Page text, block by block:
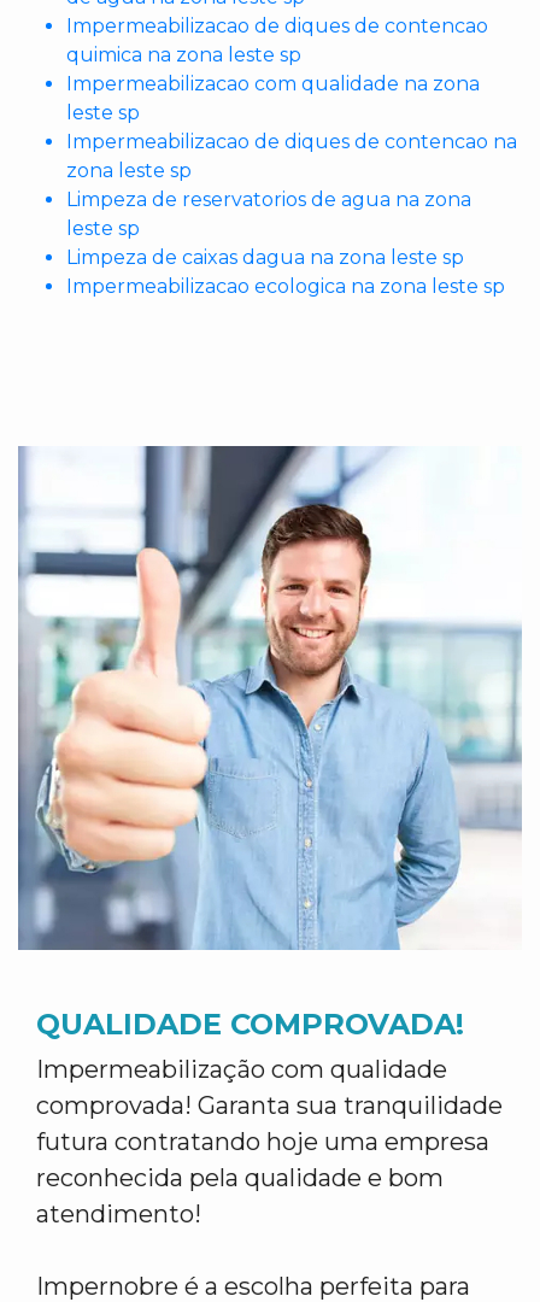
Impermeabilizacao de diques de contencao
quimica na zona leste sp
Impermeabilizacao com qualidade na zona
leste sp
Impermeabilizacao de diques de contencao na
zona leste sp
Limpeza de reservatorios de agua na zona
leste sp
Limpeza de caixas dagua na zona leste sp
Impermeabilizacao ecologica na zona leste sp
QUALIDADE COMPROVADA!
Impermeabilização com qualidade
comprovada! Garanta sua tranquilidade
futura contratando hoje uma empresa
reconhecida pela qualidade e bom
atendimento!
Impernobre é a escolha perfeita para